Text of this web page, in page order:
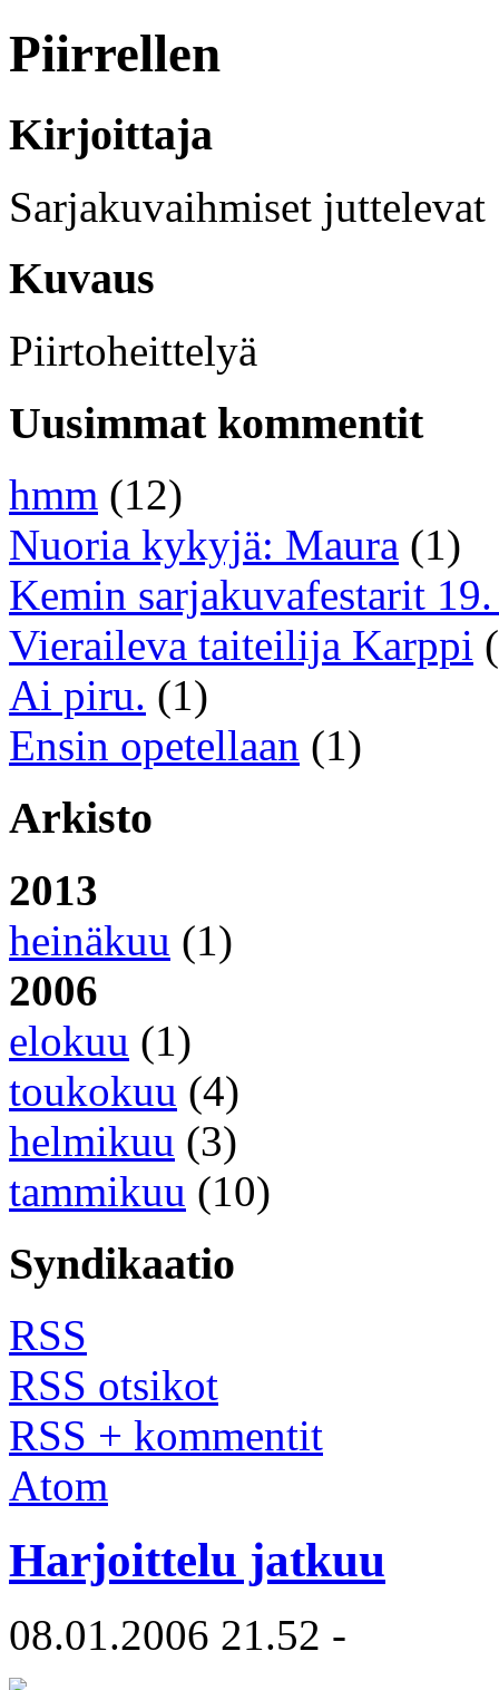
Piirrellen
Kirjoittaja
Sarjakuvaihmiset juttelevat
Kuvaus
Piirtoheittelyä
Uusimmat kommentit
hmm (12)
Nuoria kykyjä: Maura (1)
Kemin sarjakuvafestarit
Vieraileva taiteilija Karppi
Ai piru. (1)
Ensin opetellaan (1)
Arkisto
2013
heinäkuu (1)
2006
elokuu (1)
toukokuu (4)
helmikuu (3)
tammikuu (10)
Syndikaatio
RSS
RSS otsikot
RSS + kommentit
Atom
Harjoittelu jatkuu
08.01.2006 21.52 -